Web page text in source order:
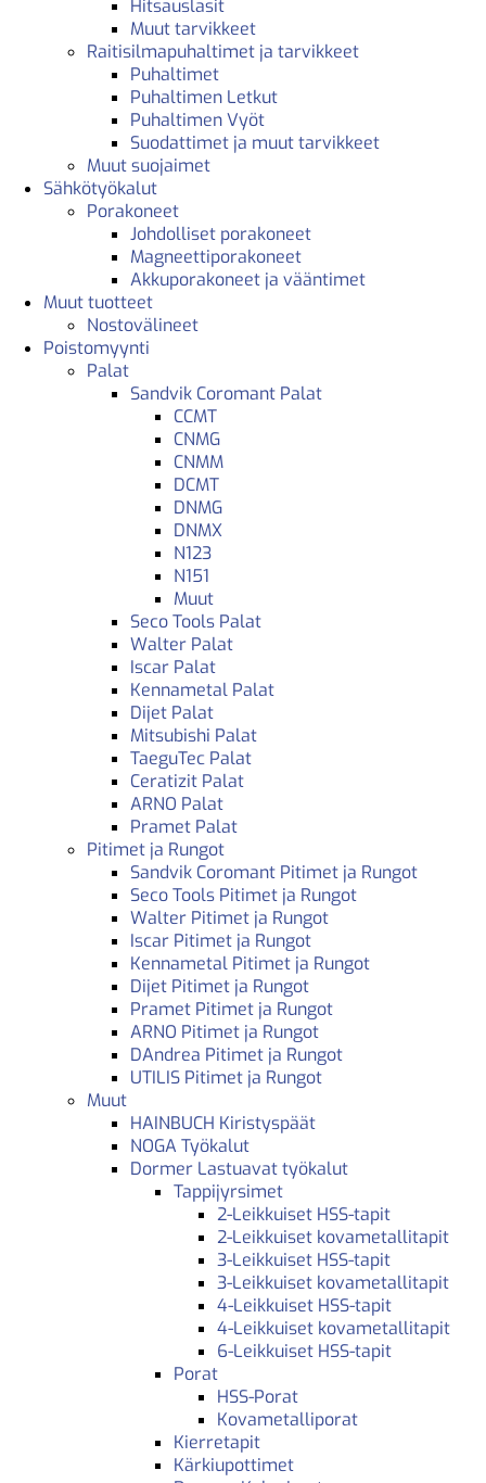
Hitsauslasit
Muut tarvikkeet
Raitisilmapuhaltimet ja tarvikkeet
Puhaltimet
Puhaltimen Letkut
Puhaltimen Vyöt
Suodattimet ja muut tarvikkeet
Muut suojaimet
Sähkötyökalut
Porakoneet
Johdolliset porakoneet
Magneettiporakoneet
Akkuporakoneet ja vääntimet
Muut tuotteet
Nostovälineet
Poistomyynti
Palat
Sandvik Coromant Palat
CCMT
CNMG
CNMM
DCMT
DNMG
DNMX
N123
N151
Muut
Seco Tools Palat
Walter Palat
Iscar Palat
Kennametal Palat
Dijet Palat
Mitsubishi Palat
TaeguTec Palat
Ceratizit Palat
ARNO Palat
Pramet Palat
Pitimet ja Rungot
Sandvik Coromant Pitimet ja Rungot
Seco Tools Pitimet ja Rungot
Walter Pitimet ja Rungot
Iscar Pitimet ja Rungot
Kennametal Pitimet ja Rungot
Dijet Pitimet ja Rungot
Pramet Pitimet ja Rungot
ARNO Pitimet ja Rungot
DAndrea Pitimet ja Rungot
UTILIS Pitimet ja Rungot
Muut
HAINBUCH Kiristyspäät
NOGA Työkalut
Dormer Lastuavat työkalut
Tappijyrsimet
2-Leikkuiset HSS-tapit
2-Leikkuiset kovametallitapit
3-Leikkuiset HSS-tapit
3-Leikkuiset kovametallitapit
4-Leikkuiset HSS-tapit
4-Leikkuiset kovametallitapit
6-Leikkuiset HSS-tapit
Porat
HSS-Porat
Kovametalliporat
Kierretapit
Kärkiupottimet